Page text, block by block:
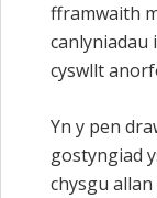
fframwaith
canlyniadau
cyswllt
Yn y pen
gostyngiad
chysgu